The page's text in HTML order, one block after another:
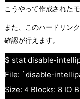
こうやって作成された
また、このハードリン
確認が行えます。
$ stat disable-
File: `disable-
Size: 4 Blocks: 8 IO